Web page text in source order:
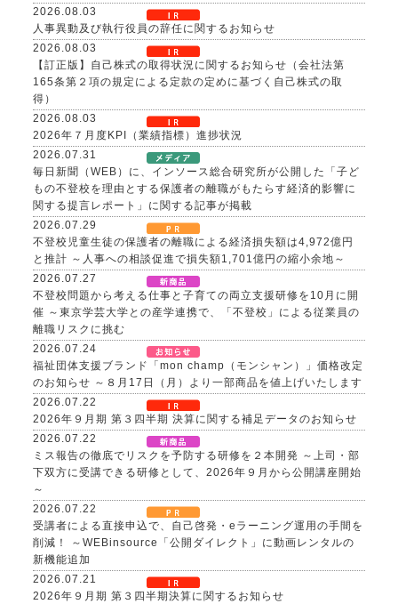
2026.08.03
人事異動及び執行役員の辞任に関するお知らせ
2026.08.03
【訂正版】自己株式の取得状況に関するお知らせ（会社法第
165条第２項の規定による定款の定めに基づく自己株式の取
得）
2026.08.03
2026年７月度KPI（業績指標）進捗状況
2026.07.31
毎日新聞（WEB）に、インソース総合研究所が公開した「子ど
もの不登校を理由とする保護者の離職がもたらす経済的影響に
関する提言レポート」に関する記事が掲載
2026.07.29
不登校児童生徒の保護者の離職による経済損失額は4,972億円
と推計 ～人事への相談促進で損失額1,701億円の縮小余地～
2026.07.27
不登校問題から考える仕事と子育ての両立支援研修を10月に開
催 ～東京学芸大学との産学連携で、「不登校」による従業員の
離職リスクに挑む
2026.07.24
福祉団体支援ブランド「mon champ（モンシャン）」価格改定
のお知らせ ～８月17日（月）より一部商品を値上げいたします
2026.07.22
2026年９月期 第３四半期 決算に関する補足データのお知らせ
2026.07.22
ミス報告の徹底でリスクを予防する研修を２本開発 ～上司・部
下双方に受講できる研修として、2026年９月から公開講座開始
～
2026.07.22
受講者による直接申込で、自己啓発・eラーニング運用の手間を
削減！ ～WEBinsource「公開ダイレクト」に動画レンタルの
新機能追加
2026.07.21
2026年９月期 第３四半期決算に関するお知らせ